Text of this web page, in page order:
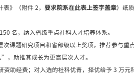
较高，相关研究成果或教学成
日报、光明日报、经济日报、
或荣获省部级社科研究优秀成